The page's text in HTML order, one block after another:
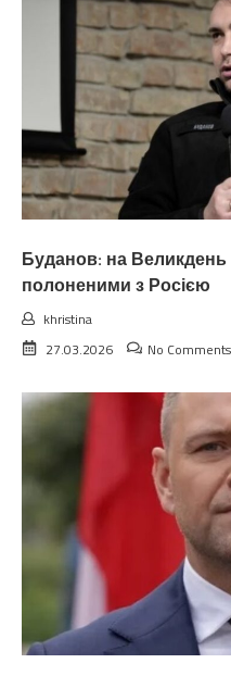
Буданов: на
полоненими з Росією
khristina
27.03.2026
No Comments